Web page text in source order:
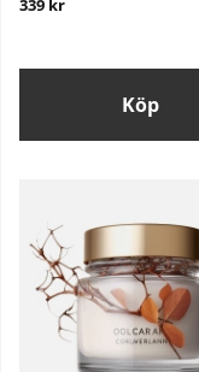
339 kr
Köp